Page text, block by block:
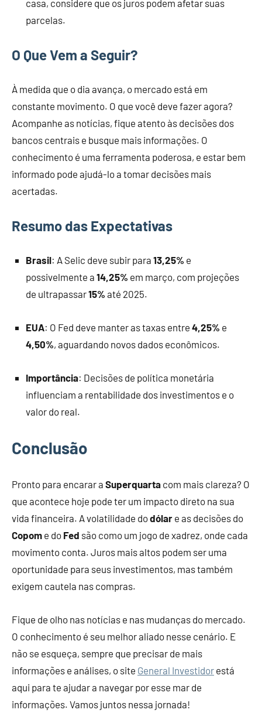
casa, considere que os juros podem afetar suas
parcelas.
O Que Vem a Seguir?
À medida que o dia avança, o mercado está em
constante movimento. O que você deve fazer agora?
Acompanhe as notícias, fique atento às decisões dos
bancos centrais e busque mais informações. O
conhecimento é uma ferramenta poderosa, e estar bem
informado pode ajudá-lo a tomar decisões mais
acertadas.
Resumo das Expectativas
Brasil: A Selic deve subir para 13,25% e
possivelmente a 14,25% em março, com projeções
de ultrapassar15% até 2025.
EUA: O Fed deve manter as taxas entre 4,25% e
4,50%, aguardando novos dados econômicos.
Importância: Decisões de política monetária
influenciam a rentabilidade dos investimentos e o
valor do real.
Conclusão
Pronto para encarar a Superquarta com mais clareza? O
que acontece hoje pode ter um impacto direto na sua
vida financeira. A volatilidade dodólar e as decisões do
Copom e do Fed são como um jogo de xadrez, onde cada
movimento conta. Juros mais altos podem ser uma
oportunidade para seus investimentos, mas também
exigem cautela nas compras.
Fique de olho nas notícias e nas mudanças do mercado.
O conhecimento é seu melhor aliado nesse cenário. E
não se esqueça, sempre que precisar de mais
informações e análises, o site General Investidor está
aqui para te ajudar a navegar por esse mar de
informações. Vamos juntos nessa jornada!